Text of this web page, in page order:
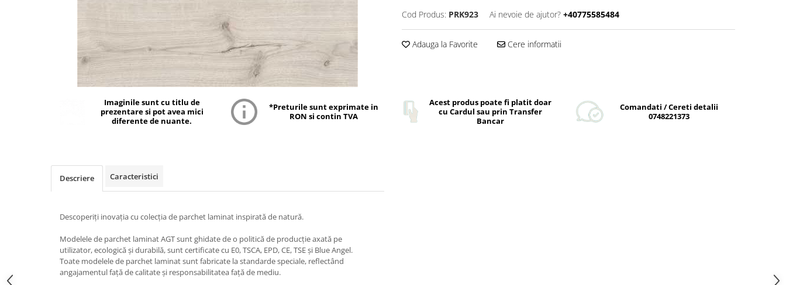
Cod Produs: PRK923 Ai nevoie de ajutor? +40775585484
Adauga la Favorite Cere informatii
Imaginile sunt cu titlu de
prezentare si pot avea mici
diferente de nuante.
*Preturile sunt exprimate in
RON si contin TVA
Acest produs poate fi platit doar
cu Cardul sau prin Transfer
Bancar
Comandati / Cereti detalii
0748221373
Descriere Caracteristici
Descoperiți inovația cu colecția de parchet laminat inspirată de natură.
Modelele de parchet laminat AGT sunt ghidate de o politică de producție axată pe
utilizator, ecologică și durabilă, sunt certificate cu E0, TSCA, EPD, CE, TSE și Blue Angel.
Toate modelele de parchet laminat sunt fabricate la standarde speciale, reflectând
angajamentul față de calitate și responsabilitatea față de mediu.